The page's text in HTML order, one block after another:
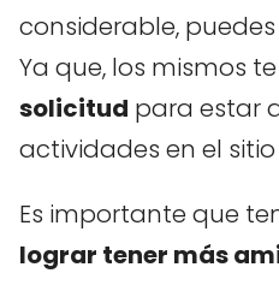
considerable,
Ya que, los mismos te
solicitud para estar
actividades en el sitio
Es importante que
lograr tener más